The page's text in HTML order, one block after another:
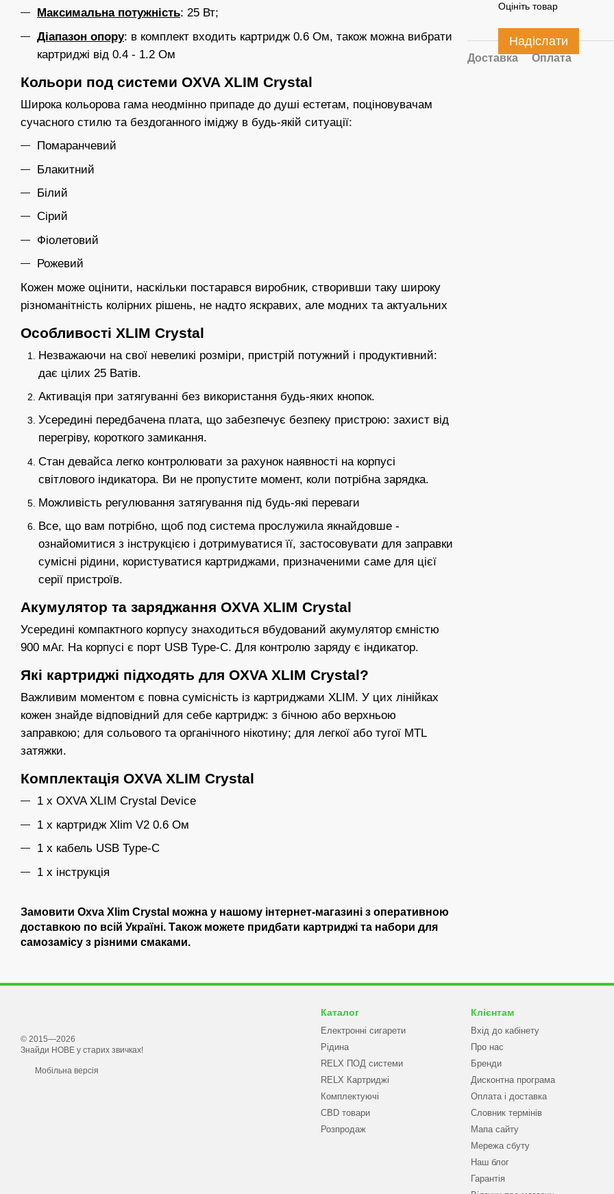
Максимальна потужність: 25 Вт;
Діапазон опору: в комплект входить картридж 0.6 Ом, також можна вибрати
картриджі від 0.4 - 1.2 Ом
Кольори под системи OXVA XLIM Crystal
Широка кольорова гама неодмінно припаде до душі естетам, поціновувачам
сучасного стилю та бездоганного іміджу в будь-якій ситуації:
Помаранчевий
Блакитний
Білий
Сірий
Фіолетовий
Рожевий
Кожен може оцінити, наскільки постарався виробник, створивши таку широку
різноманітність колірних рішень, не надто яскравих, але модних та актуальних
Особливості XLIM Crystal
Незважаючи на свої невеликі розміри, пристрій потужний і продуктивний:
дає цілих 25 Ватів.
Активація при затягуванні без використання будь-яких кнопок.
Усередині передбачена плата, що забезпечує безпеку пристрою: захист від
перегріву, короткого замикання.
Стан девайса легко контролювати за рахунок наявності на корпусі
світлового індикатора. Ви не пропустите момент, коли потрібна зарядка.
Можливість регулювання затягування під будь-які переваги
Все, що вам потрібно, щоб под система прослужила якнайдовше -
ознайомитися з інструкцією і дотримуватися її, застосовувати для заправки
сумісні рідини, користуватися картриджами, призначеними саме для цієї
серії пристроїв.
Акумулятор та заряджання OXVA XLIM Crystal
Усередині компактного корпусу знаходиться вбудований акумулятор ємністю
900 мАг. На корпусі є порт USB Type-C. Для контролю заряду є індикатор.
Які картриджі підходять для OXVA XLIM Crystal?
Важливим моментом є повна сумісність із картриджами XLIM. У цих лінійках
кожен знайде відповідний для себе картридж: з бічною або верхньою
заправкою; для сольового та органічного нікотину; для легкої або тугої MTL
затяжки.
Комплектація OXVA XLIM Crystal
1 х OXVA XLIM Crystal Device
1 x картридж Xlim V2 0.6 Ом
1 х кабель USB Type-C
1 x інструкція
Замовити Оxva Xlim Crystal можна у нашому інтернет-магазині з оперативною
доставкою по всій Україні. Також можете придбати картриджі та набори для
самозамісу з різними смаками.
Оцініть товар
Надіслати
Доставка Оплата
© 2015—2026
Знайди НОВЕ у старих звичках!
Мобільна версія
Каталог
Електронні сигарети
Рідина
RELX ПОД системи
RELX Картриджі
Комплектуючі
CBD товари
Розпродаж
Клієнтам
Вхід до кабінету
Про нас
Бренди
Дисконтна програма
Оплата і доставка
Словник термінів
Мапа сайту
Мережа сбуту
Наш блог
Гарантія